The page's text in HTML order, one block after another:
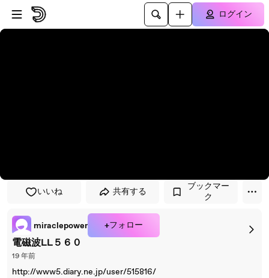
プレイヤーにスキップ
メインコンテンツにスキップ
ログイン
いいね 共有する
ブックマー
ク
miraclepower +フォロー
電磁波LL５６０
19 年前
http://www5.diary.ne.jp/user/515816/